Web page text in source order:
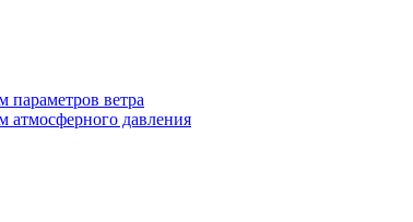
параметров ветра
атмосферного давления